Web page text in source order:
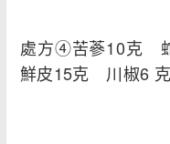
處方④苦蔘10克
鮮皮15克 川椒6